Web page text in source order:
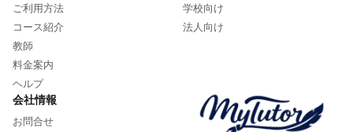
ご利用方法
コース紹介
教師
料金案内
ヘルプ
学校向け
法人向け
会社情報
お問合せ